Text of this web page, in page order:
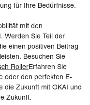
für Ihre Bedürfnisse.
mit den
Werden Sie Teil der
einen positiven Beitrag
Besuchen Sie
RollerErfahren Sie
oder den perfekten E-
die Zukunft mit OKAI und
Zukunft.